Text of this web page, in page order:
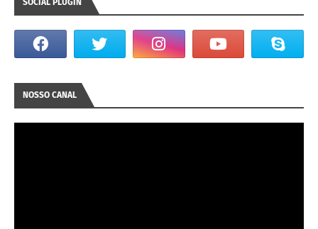
SOCIAL PLUGIN
NOSSO CANAL